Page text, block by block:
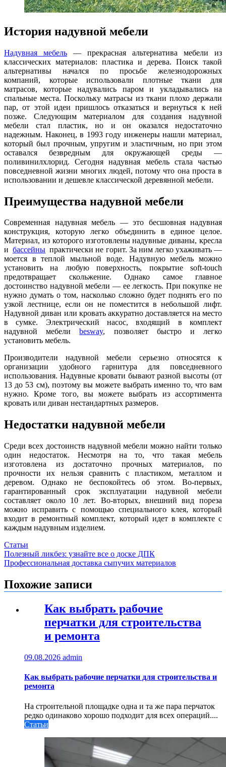
История надувной мебели
Надувная мебель — прекрасная альтернатива мебели из
классических материалов: пластика и дерева. Поиск такой
альтернативы начался по просьбе железнодорожных
компаний, которые использовали плотные ткани для
матрасов, которые надувались паром и укладывались на
спальные места. Поскольку матрасы из ткани плохо держали
пар, от этой идеи пришлось отказаться и вернуться к ней
позже. Следующим материалом для создания надувной
мебели стал пластик, но и он оказался недостаточно
надежным. Наконец, в 1993 году инженеры нашли материал,
который был прочным, упругим и эластичным, но при этом
оставался безвредным для окружающей среды —
поливинилхлорид. Сегодня надувная мебель стала частью
повседневной жизни многих людей, потому что она проста в
использовании и дешевле классической деревянной мебели.
Преимущества надувной мебели
Современная надувная мебель — это бесшовная надувная
конструкция, которую легко объединить в единое целое.
Материал, из которого изготовлены надувные диваны, кресла
ибассейны практически не горит. За ним легко ухаживать —
моется в теплой мыльной воде. Надувную мебель можно
установить на любую поверхность, покрытие soft-touch
предотвращает скольжение. Однако самое главное
достоинство надувной мебели — ее легкость. При покупке не
нужно думать о том, насколько сложно будет поднять его по
узкой лестнице, если он не поместится в небольшой лифт.
Надувной диван или кровать аккуратно доставляется на место
в сумке. Электрический насос, входящий в комплект
надувной мебелиbesway, позволяет быстро и легко
установить мебель.
Производители надувной мебели серьезно относятся к
организации удобного гарнитура для повседневного
использования. Надувные кровати бывают разной высоты (от
13 до 53 см), поэтому вы можете выбрать именно то, что вам
нужно. Кроме того, вы можете выбрать из ассортимента
кровать или диван нестандартных размеров.
Недостатки надувной мебели
Среди всех достоинств надувной мебели можно найти только
один недостаток. Несмотря на то, что такая мебель
изготовлена ​​из достаточно прочных материалов, по
прочности их нельзя сравнить с пластиком, металлом и
деревом. Однако не беспокойтесь об этом. Во-первых,
гарантированный срок эксплуатации надувной мебели
составляет около 10 лет. Во-вторых, внешний вид пореза
можно исправить с помощью специального клея, который
входит в ремонтный комплект, который идет в комплекте с
каждым надувным изделием.
Статьи
Навигация
по
записям
Полезный ликбез: узнайте все о доске ДПК
Профессиональная доставка сыпучих материалов
Похожие записи
Как выбрать рабочие
перчатки для строительства
и ремонта
09.08.2026 admin
Как выбрать рабочие перчатки для строительства и
ремонта
На строительной площадке одна и та же пара перчаток
редко одинаково хорошо подходит для всех операций....
Статьи